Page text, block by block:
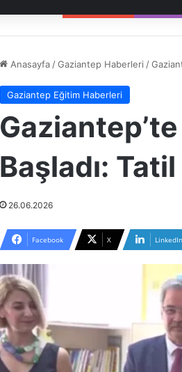
Anasayfa /Gaziantep Haberleri /
Gaziantep Eğitim Haberleri
Başladı:
26.06.2026
Facebook X LinkedIn